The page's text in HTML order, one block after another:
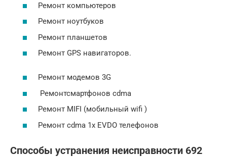
Ремонт компьютеров
Ремонт ноутбуков
Ремонт планшетов
Ремонт GPS навигаторов.
Ремонт модемов 3G
Ремонтсмартфонов cdma
Ремонт MIFI (мобильный wifi )
Ремонт cdma 1x EVDO телефонов
Способы устранения неисправности 692